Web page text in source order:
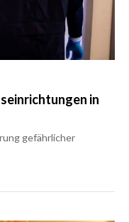
in
gefährlicher